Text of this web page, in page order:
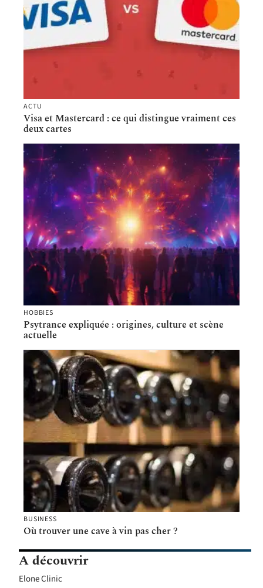
ACTU
Visa et Mastercard : ce qui distingue vraiment ces
deux cartes
HOBBIES
Psytrance expliquée : origines, culture et scène
actuelle
BUSINESS
Où trouver une cave à vin pas cher ?
A découvrir
Elone Clinic